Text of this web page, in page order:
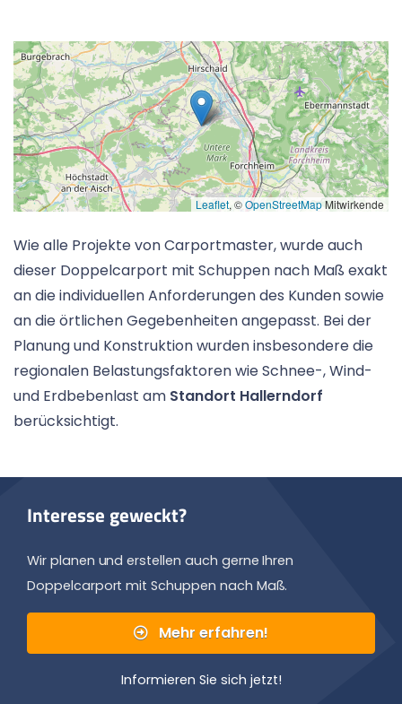
Leaflet, ©OpenStreetMapMitwirkende
Wie alle Projekte von Carportmaster, wurde auch
dieser Doppelcarport mit Schuppen nach Maß exakt
an die individuellen Anforderungen des Kunden sowie
an die örtlichen Gegebenheiten angepasst. Bei der
Planung und Konstruktion wurden insbesondere die
regionalen Belastungsfaktoren wie Schnee-, Wind-
und Erdbebenlast am Standort Hallerndorf
berücksichtigt.
Interesse geweckt?
Wir planen und erstellen auch gerne Ihren
Doppelcarport mit Schuppen nach Maß.
Mehr erfahren!
Informieren Sie sich jetzt!